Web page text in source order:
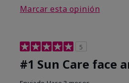
Marcar esta opinión
5
#1 Sun Care face